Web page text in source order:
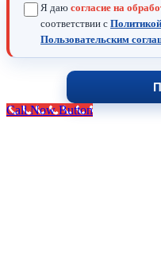
Я даю согласие на
соответствии с
Пользовательским
Call Now Button